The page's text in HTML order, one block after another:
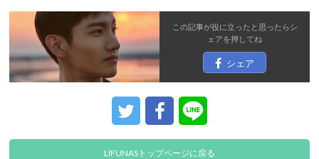
この記事が役に立ったと思ったらシ
ェアを押してね
シェア
LIFUNASトップページに戻る